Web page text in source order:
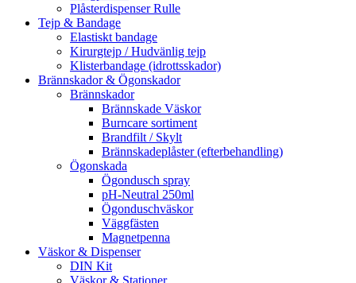
Plåsterdispenser Rulle
Tejp & Bandage
Elastiskt bandage
Kirurgtejp / Hudvänlig tejp
Klisterbandage (idrottsskador)
Brännskador & Ögonskador
Brännskador
Brännskade Väskor
Burncare sortiment
Brandfilt / Skylt
Brännskadeplåster (efterbehandling)
Ögonskada
Ögondusch spray
pH-Neutral 250ml
Ögonduschväskor
Väggfästen
Magnetpenna
Väskor & Dispenser
DIN Kit